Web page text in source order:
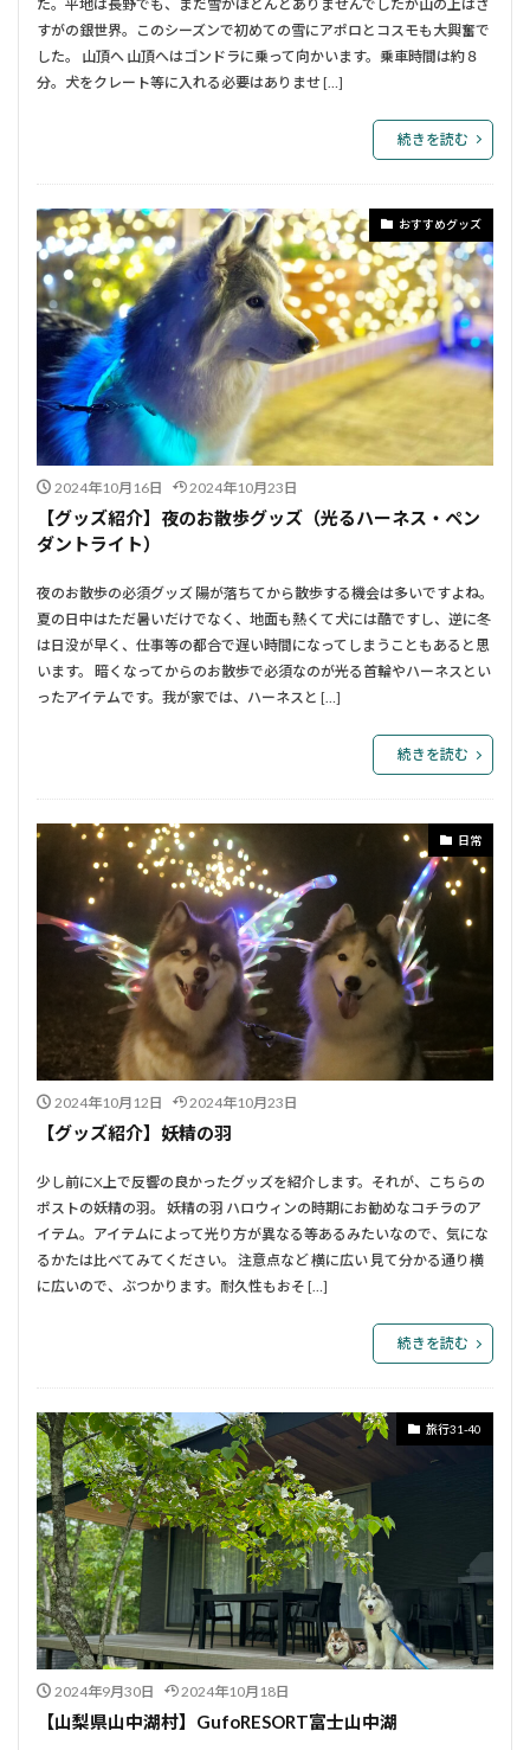
た。平地は長野でも、まだ雪がほとんどありませんでしたが山の上はさ
すがの銀世界。このシーズンで初めての雪にアポロとコスモも大興奮で
した。 山頂へ 山頂へはゴンドラに乗って向かいます。乗車時間は約８
分。犬をクレート等に入れる必要はありませ […]
続きを読む
おすすめグッズ
2024年10月16日 2024年10月23日
【グッズ紹介】夜のお散歩グッズ（光るハーネス・ペン
ダントライト）
夜のお散歩の必須グッズ 陽が落ちてから散歩する機会は多いですよね。
夏の日中はただ暑いだけでなく、地面も熱くて犬には酷ですし、逆に冬
は日没が早く、仕事等の都合で遅い時間になってしまうこともあると思
います。 暗くなってからのお散歩で必須なのが光る首輪やハーネスとい
ったアイテムです。我が家では、ハーネスと […]
続きを読む
日常
2024年10月12日 2024年10月23日
【グッズ紹介】妖精の羽
少し前にX上で反響の良かったグッズを紹介します。それが、こちらの
ポストの妖精の羽。 妖精の羽 ハロウィンの時期にお勧めなコチラのア
イテム。アイテムによって光り方が異なる等あるみたいなので、気にな
るかたは比べてみてください。 注意点など 横に広い 見て分かる通り横
に広いので、ぶつかります。耐久性もおそ […]
続きを読む
旅行31-40
2024年9月30日 2024年10月18日
【山梨県山中湖村】GufoRESORT富士山中湖